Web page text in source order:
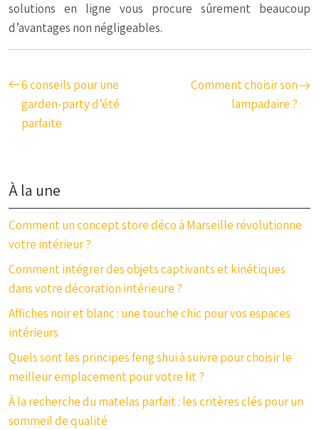
solutions en ligne vous procure sûrement beaucoup
d’avantages non négligeables.
6 conseils pour une
garden-party d’été
parfaite
Comment choisir son
lampadaire ?
À la une
Comment un concept store déco à Marseille révolutionne
votre intérieur ?
Comment intégrer des objets captivants et kinétiques
dans votre décoration intérieure ?
Affiches noir et blanc : une touche chic pour vos espaces
intérieurs
Quels sont les principes feng shui à suivre pour choisir le
meilleur emplacement pour votre lit ?
À la recherche du matelas parfait : les critères clés pour un
sommeil de qualité